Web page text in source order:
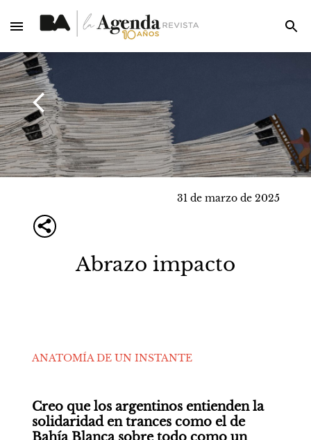
31 de marzo de 2025
Abrazo impacto
ANATOMÍA DE UN INSTANTE
Creo que los argentinos entienden la
solidaridad en trances como el de